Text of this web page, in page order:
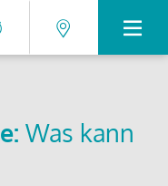
Was kann